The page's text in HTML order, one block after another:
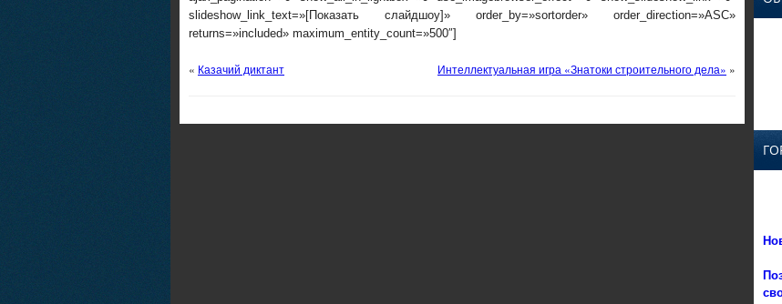
slideshow_link_text=»[Показать слайдшоу]» order_by=»sortorder» order_direction=»ASC»
returns=»included» maximum_entity_count=»500″]
« Казачий диктант Интеллектуальная игра «Знатоки строительного дела» »